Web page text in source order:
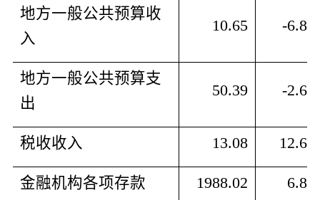
地方一般公共预算收
入
10.65 -6.8
地方一般公共预算支
出
50.39 -2.6
税收收入 13.08 12.6
金融机构各项存款 1988.02 6.8